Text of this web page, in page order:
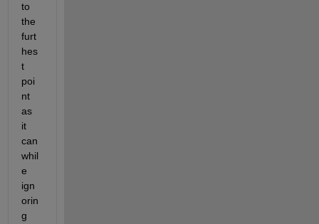
to
the
furt
hes
t
poi
nt
as
it
can
whil
e
ign
orin
g